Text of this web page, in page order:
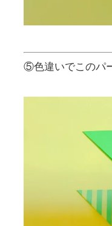
⑤色違いでこのパ